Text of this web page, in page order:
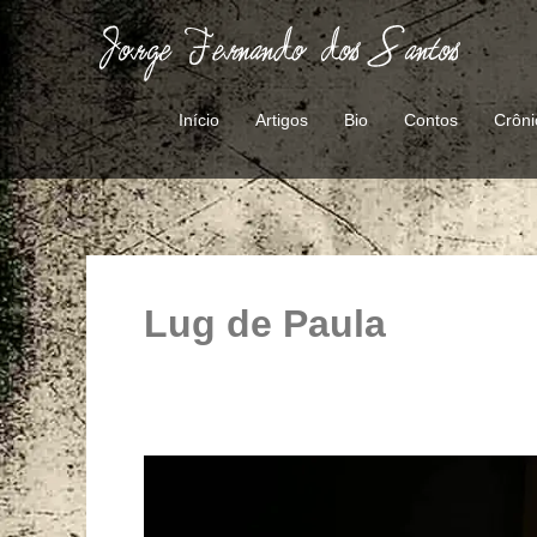
Ir
para
conteúdo
Início Artigos Bio Contos
Lug de Paula